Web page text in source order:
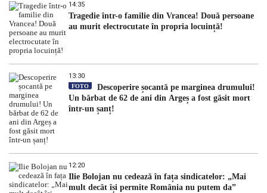
14:35
Tragedie într-o familie din Vrancea! Două persoane
au murit electrocutate în propria locuință!
13:30
FOTO
Descoperire șocantă pe marginea drumului!
Un bărbat de 62 de ani din Argeș a fost găsit mort
într-un șanț!
12:20
Ilie Bolojan nu cedează în fața sindicatelor: „Mai
mult decât își permite România nu putem da”